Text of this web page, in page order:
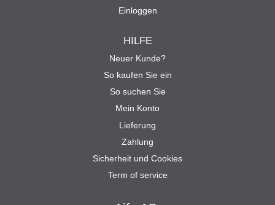
Einloggen
HILFE
Neuer Kunde?
So kaufen Sie ein
So suchen Sie
Mein Konto
Lieferung
Zahlung
Sicherheit und Cookies
Term of service